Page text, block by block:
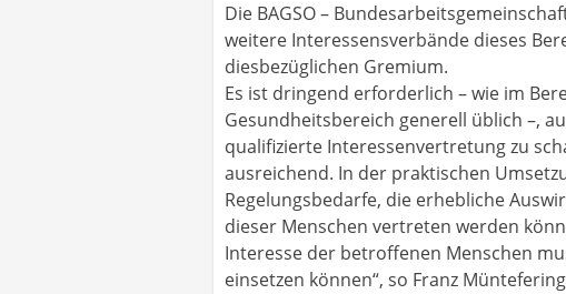
Die BAGSO –
weitere Interessensverbände dieses
diesbezüglichen Gremium.
Es ist dringend erforderlich – wie im
Gesundheitsbereich generell üblich –,
qualifizierte Interessenvertretung zu
ausreichend. In der praktischen
Regelungsbedarfe, die erhebliche
dieser Menschen vertreten werden
Interesse der betroffenen Menschen
einsetzen können“, so Franz